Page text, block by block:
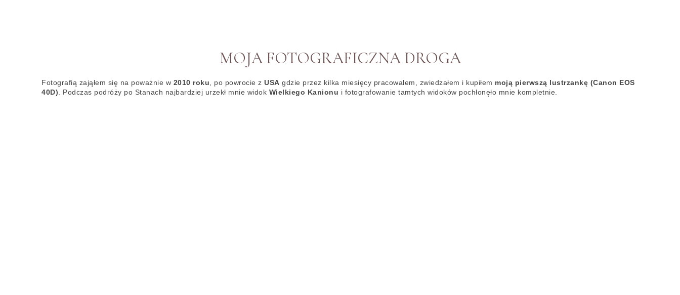
MOJA FOTOGRAFICZNA DROGA
Fotografią zająłem się na poważnie w 2010 roku , po powrocie z USA gdzie przez kilka miesięcy pracowałem, zwiedzałem i kupiłem moją pierwszą lustrzankę (Canon EOS
40D) . Podczas podróży po Stanach najbardziej urzekł mnie widok Wielkiego Kanionu i fotografowanie tamtych widoków pochłonęło mnie kompletnie.